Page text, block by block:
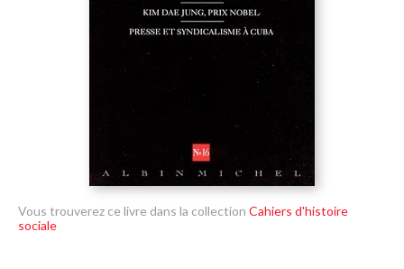
Vous trouverez ce livre dans la collection Cahiers d'histoire
sociale